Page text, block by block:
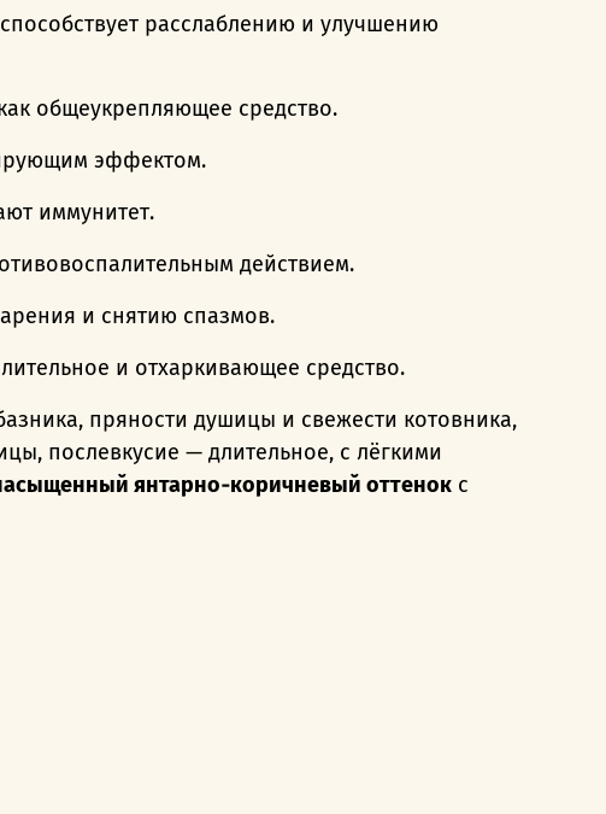
расслаблению и улучшению
общеукрепляющее средство.
эффектом.
иммунитет.
действием.
и снятию спазмов.
и отхаркивающее средство.
пряности душицы и свежести котовника,
послевкусие — длительное, с лёгкими
янтарно‑коричневый оттенок с